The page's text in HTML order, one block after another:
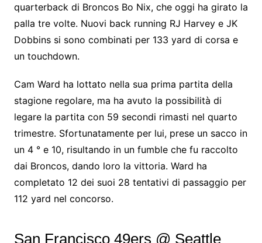
quarterback di Broncos Bo Nix, che oggi ha girato la
palla tre volte. Nuovi back running RJ Harvey e JK
Dobbins si sono combinati per 133 yard di corsa e
un touchdown.
Cam Ward ha lottato nella sua prima partita della
stagione regolare, ma ha avuto la possibilità di
legare la partita con 59 secondi rimasti nel quarto
trimestre. Sfortunatamente per lui, prese un sacco in
un 4 ° e 10, risultando in un fumble che fu raccolto
dai Broncos, dando loro la vittoria. Ward ha
completato 12 dei suoi 28 tentativi di passaggio per
112 yard nel concorso.
San Francisco 49ers @ Seattle